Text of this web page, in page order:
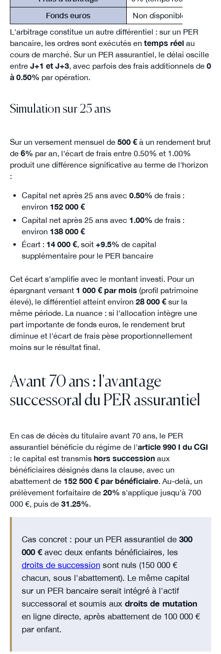
Fonds euros
Non disponible
L'arbitrage constitue un autre différentiel : sur un PER
bancaire, les ordres sont exécutés en temps réelau
cours de marché. Sur un PER assurantiel, le délai oscille
entre J+1 et J+3, avec parfois des frais additionnels de 0
à 0.50% par opération.
Simulation sur 25 ans
Sur un versement mensuel de 500 €à un rendement brut
de 6% par an, l'écart de frais entre 0.50% et 1.00%
produit une différence significative au terme de l'horizon
:
Capital net après 25 ans avec 0.50% de frais :
environ 152 000 €
Capital net après 25 ans avec 1.00% de frais :
environ 138 000 €
Écart : 14 000 €, soit +9.5% de capital
supplémentaire pour le PER bancaire
Cet écart s'amplifie avec le montant investi. Pour un
épargnant versant 1 000 € par mois (profil patrimoine
élevé), le différentiel atteint environ 28 000 €sur la
même période. La nuance : si l'allocation intègre une
part importante de fonds euros, le rendement brut
diminue et l'écart de frais pèse proportionnellement
moins sur le résultat final.
Avant 70 ans : l'avantage
successoral du PER assurantiel
En cas de décès du titulaire avant 70 ans, le PER
assurantiel bénéficie du régime de l'article 990 I du CGI
: le capital est transmis hors successionaux
bénéficiaires désignés dans la clause, avec un
abattement de 152 500 € par bénéficiaire. Au-delà, un
prélèvement forfaitaire de 20% s'applique jusqu'à 700
000 €, puis de 31.25%
Cas concret : pour un PER assurantiel de 300
000 €avec deux enfants bénéficiaires, les
droits de successionsont nuls (150 000 €
chacun, sous l'abattement). Le même capital
sur un PER bancaire serait intégré à l'actif
successoral et soumis aux droits de mutation
en ligne directe, après abattement de 100 000 €
par enfant.